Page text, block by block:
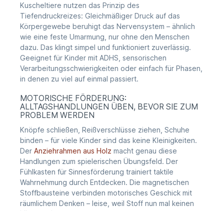
Kuscheltiere nutzen das Prinzip des
Tiefendruckreizes: Gleichmäßiger Druck auf das
Körpergewebe beruhigt das Nervensystem – ähnlich
wie eine feste Umarmung, nur ohne den Menschen
dazu. Das klingt simpel und funktioniert zuverlässig.
Geeignet für Kinder mit ADHS, sensorischen
Verarbeitungsschwierigkeiten oder einfach für Phasen,
in denen zu viel auf einmal passiert.
MOTORISCHE FÖRDERUNG:
ALLTAGSHANDLUNGEN ÜBEN, BEVOR SIE ZUM
PROBLEM WERDEN
Knöpfe schließen, Reißverschlüsse ziehen, Schuhe
binden – für viele Kinder sind das keine Kleinigkeiten.
Der Anziehrahmen aus Holz macht genau diese
Handlungen zum spielerischen Übungsfeld. Der
Fühlkasten für Sinnesförderung trainiert taktile
Wahrnehmung durch Entdecken. Die magnetischen
Stoffbausteine verbinden motorisches Geschick mit
räumlichem Denken – leise, weil Stoff nun mal keinen